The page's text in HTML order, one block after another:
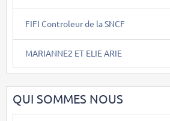
FIFI Controleur de la SNCF
MARIANNE2 ET ELIE ARIE
QUI SOMMES NOUS